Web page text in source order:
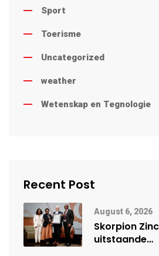
Sport
Toerisme
Uncategorized
weather
Wetenskap en Tegnologie
Recent Post
August 6, 2026
Skorpion
uitstaande